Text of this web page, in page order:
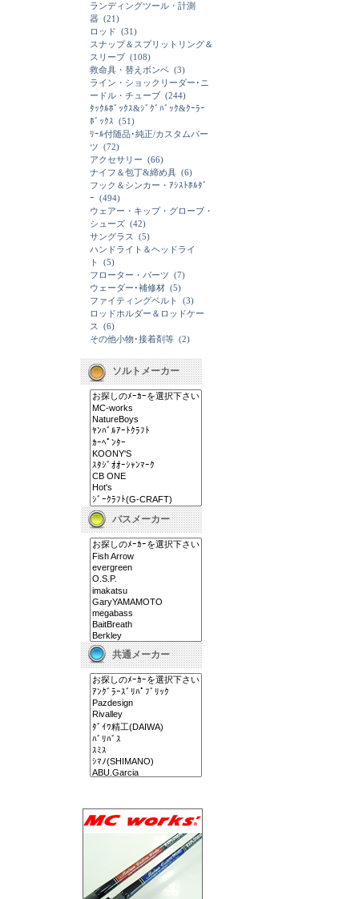
ランディングツール・計測
器 (21)
ロッド (31)
スナップ＆スプリットリング＆
スリーブ (108)
救命具・替えボンベ (3)
ライン・ショックリーダー･ニ
ードル・チューブ (244)
ﾀｯｸﾙﾎﾞｯｸｽ&ｼﾞｸﾞﾊﾞｯｸ&ｸｰﾗｰ
ﾎﾞｯｸｽ (51)
ﾘｰﾙ付随品･純正/カスタムパー
ツ (72)
アクセサリー (66)
ナイフ＆包丁&締め具 (6)
フック＆シンカー・ｱｼｽﾄﾎﾙﾀﾞ
ｰ (494)
ウェアー・キップ・グローブ・
シューズ (42)
サングラス
(5)
ハンドライト＆ヘッドライ
ト
(5)
フローター・パーツ (7)
ウェーダー･補修材 (5)
ファイティングベルト
(3)
ロッドホルダー＆ロッドケー
ス
(6)
その他小物･接着剤等 (2)
ソルトメーカー
バスメーカー
共通メーカー